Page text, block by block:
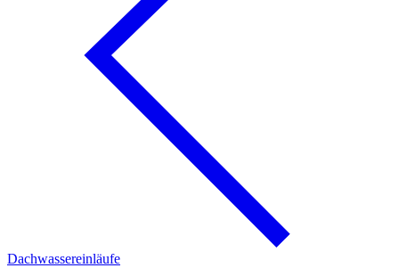
Dachwassereinläufe